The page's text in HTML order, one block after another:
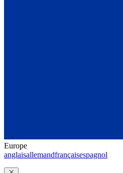
Europe
anglaisallemandfrançaisespagnol